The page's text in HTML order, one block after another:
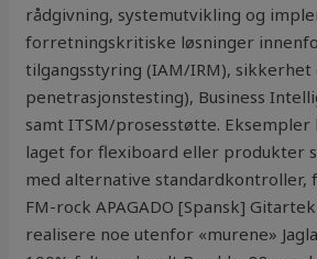
rådgivning, systemutvikling og
forretningskritiske løsninger
tilgangsstyring (IAM/IRM), sikkerhet
penetrasjonstesting), Business
samt ITSM/prosesstøtte.
laget for flexiboard eller produkter
med alternative standardkontroller,
FM-rock APAGADO [Spansk]
realisere noe utenfor «murene»